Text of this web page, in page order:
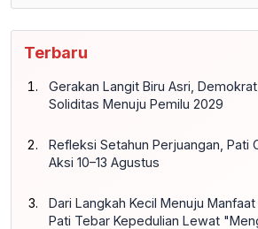
Terbaru
Gerakan Langit Biru Asri,
Soliditas Menuju Pemilu 2029
Refleksi Setahun Perjuangan, Pati
Aksi 10–13 Agustus
Dari Langkah Kecil Menuju
Pati Tebar Kepedulian Lewat